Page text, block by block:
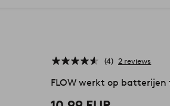
4 2 reviews
FLOW werkt op